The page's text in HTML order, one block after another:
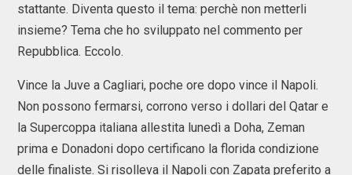
stattante. Diventa questo il tema: perchè non metterli
insieme? Tema che ho sviluppato nel commento per
Repubblica. Eccolo.
Vince la Juve a Cagliari, poche ore dopo vince il Napoli.
Non possono fermarsi, corrono verso i dollari del Qatar e
la Supercoppa italiana allestita lunedì a Doha, Zeman
prima e Donadoni dopo certificano la florida condizione
delle finaliste. Si risolleva il Napoli con Zapata preferito a